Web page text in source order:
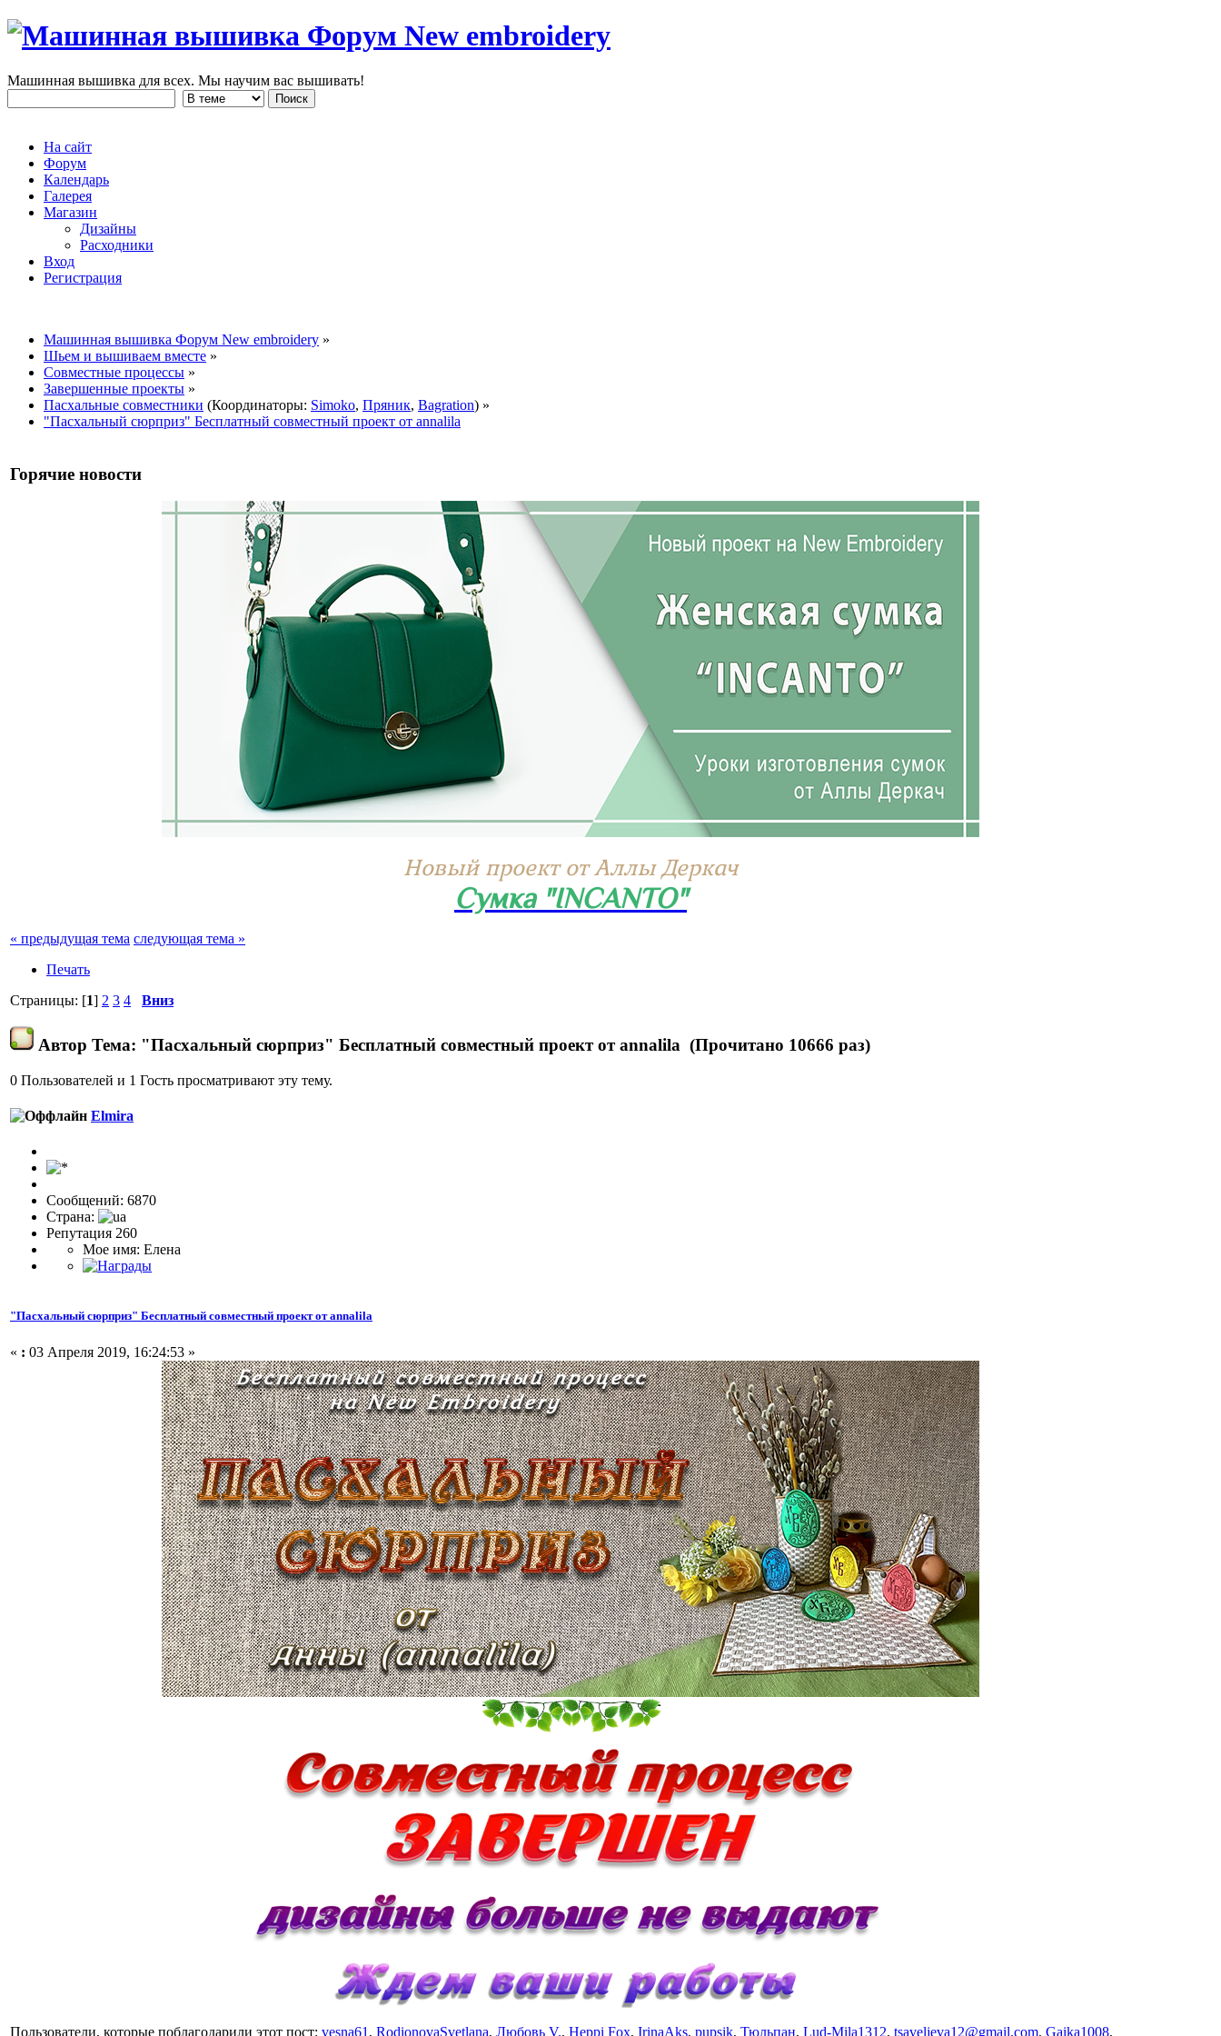
Машинная вышивка для всех. Мы научим вас вышивать!
На сайт
Форум
Календарь
Галерея
Магазин
Дизайны
Расходники
Вход
Регистрация
Машинная вышивка Форум New embroidery »
Шьем и вышиваем вместе »
Совместные процессы »
Завершенные проекты »
Пасхальные совместники (Координаторы: Simoko, Пряник, Bagration) »
"Пасхальный сюрприз" Бесплатный совместный проект от annalila
Горячие новости
Новый проект от Аллы Деркач
Сумка "INCANTO"
« предыдущая тема следующая тема »
Печать
Страницы: [1] 2 3 4 Вниз
Автор Тема: "Пасхальный сюрприз" Бесплатный совместный проект от annalila (Прочитано 10666 раз)
0 Пользователей и 1 Гость просматривают эту тему.
Elmira
Сообщений: 6870
Страна:
Репутация 260
Мое имя: Елена
"Пасхальный сюрприз" Бесплатный совместный проект от annalila
« : 03 Апреля 2019, 16:24:53 »
Пользователи, которые поблагодарили этот пост: vesna61 , RodionovaSvetlana, Любовь V., Heppi Fox, IrinaAks, pupsik, Тюльпан, Lud-Mila1312, tsaveljeva12@gmail.com, Gaika1008,